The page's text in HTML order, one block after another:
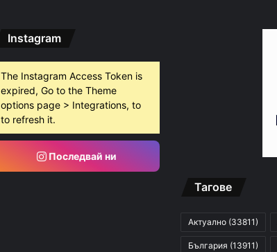
Instagram
The Instagram Access Token is
expired, Go to the Theme
options page > Integrations, to
to refresh it.
Последвай ни
Тагове
Актуално (33811)
България (13911)